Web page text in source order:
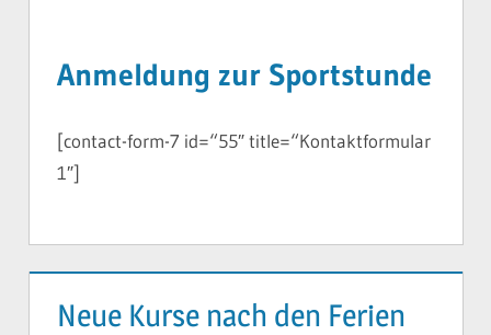
Anmeldung zur Sportstunde
[contact-form-7 id=“55″ title=“Kontaktformular
1″]
Neue Kurse nach den Ferien